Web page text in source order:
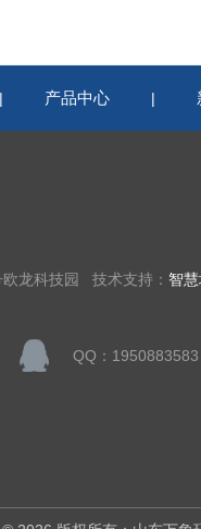
产品中心 |
龙科技园 技术支持： 智
QQ：1950883583